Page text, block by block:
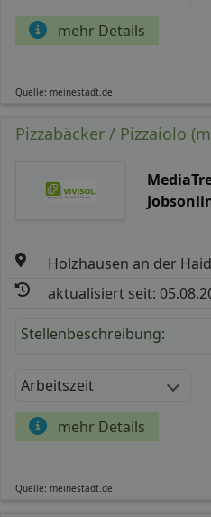
mehr Details
Quelle: meinestadt.de
Pizzabäcker / Pizzaiolo
Holzhausen an der
aktualisiert seit:
Stellenbeschreibung:
Arbeitszeit
mehr Details
Quelle: meinestadt.de